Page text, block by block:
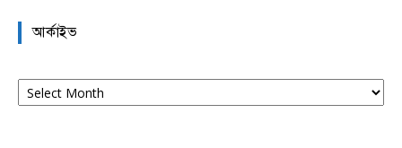
আর্কাইভ
আর্কাইভ